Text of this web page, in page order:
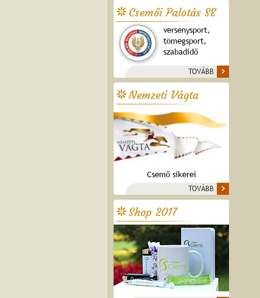
Csemői Palotás SE
versenysport,
tömegsport,
szabadidő
TOVÁBB
Nemzeti Vágta
Csemő sikerei
TOVÁBB
Shop 2017